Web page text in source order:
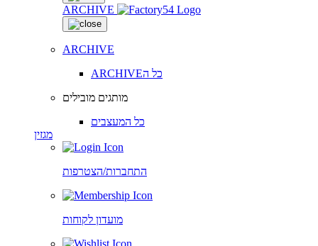
ARCHIVE
ARCHIVE
ARCHIVEכל ה
מותגים מובילים
כל המעצבים
מגזין
התחברות/הצטרפות
מועדון לקוחות